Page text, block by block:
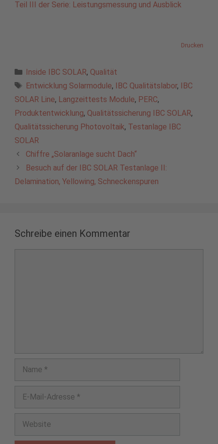
Teil III der Serie: Leistungsmessung und Ausblick
Drucken
Kategorien
Inside IBC SOLAR, Qualität
Schlagwörter
Entwicklung Solarmodule, IBC Qualitätslabor, IBC
SOLAR Line, Langzeittests Module, PERC,
Produktentwicklung, Qualitätssicherung IBC SOLAR,
Qualitätssicherung Photovoltaik, Testanlage IBC
SOLAR
Chiffre „Solaranlage sucht Dach“
Besuch auf der IBC SOLAR Testanlage II:
Delamination, Yellowing, Schneckenspuren
Schreibe einen Kommentar
Mail-
Adresse